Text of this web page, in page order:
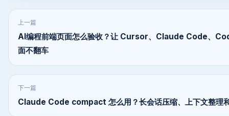
上一篇
AI编程前端页面怎么验收？让 Cursor、Claude Code、
面不翻车
下一篇
Claude Code compact 怎么用？长会话压缩、上下文整理